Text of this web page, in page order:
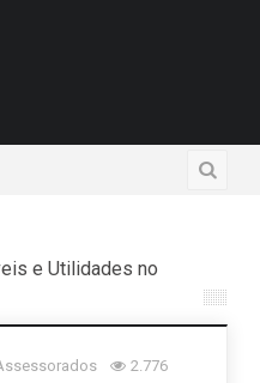
e Utilidades no
2.776